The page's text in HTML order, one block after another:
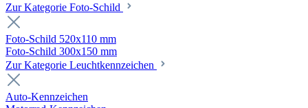
Zur Kategorie Foto-Schild
Foto-Schild 520x110 mm
Foto-Schild 300x150 mm
Zur Kategorie Leuchtkennzeichen
Auto-Kennzeichen